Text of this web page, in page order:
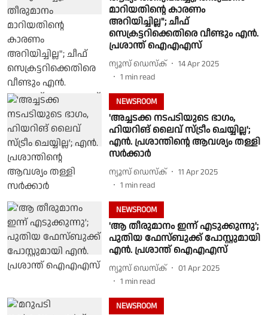
മാറിയതിൻ്റെ കാരണം
അറിയിച്ചില്ല"; ചീഫ്
സെക്രട്ടറിക്കെതിരെ വീണ്ടും എൻ.
പ്രശാന്ത് ഐഎഎസ്
ന്യൂസ് ഡെസ്ക്
14 Apr 2025
1 min read
NEWSROOM
'അച്ചടക്ക നടപടിയുടെ ഭാഗം,
ഹിയറിങ് ലൈവ് സ്ട്രീം ചെയ്യില്ല';
എന്‍. പ്രശാന്തിന്റെ ആവശ്യം തള്ളി
സര്‍ക്കാര്‍
ന്യൂസ് ഡെസ്ക്
11 Apr 2025
1 min read
NEWSROOM
'ആ തീരുമാനം ഇന്ന് എടുക്കുന്നു';
പുതിയ ഫേസ്ബുക്ക് പോസ്റ്റുമായി
എൻ. പ്രശാന്ത് ഐഎഎസ്
ന്യൂസ് ഡെസ്ക്
01 Apr 2025
1 min read
NEWSROOM